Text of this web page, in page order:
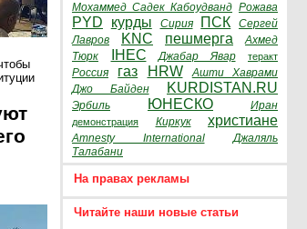
Мохаммед Садек Кабоудванд Рожава
PYD курды Сирия ПСК
Сергей
Лавров
KNC пешмерга
Ахмед
Тюрк
IHEC Джабар Явар теракт
Россия газ HRW
Ашти Хаврами
Джо Байден
KURDISTAN.RU
Эрбиль ЮНЕСКО Иран
демонстрация Киркук христиане
Amnesty International
Джаляль
Талабани
На правах рекламы
Читайте наши новые статьи